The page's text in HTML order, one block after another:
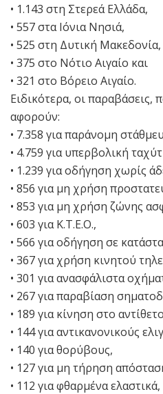
• 1.143 στη Στερεά Ελλάδα,
• 557 στα Ιόνια Νησιά,
• 525 στη Δυτική Μακεδονία,
• 375 στο Νότιο Αιγαίο και
• 321 στο Βόρειο Αιγαίο.
Ειδικότερα, οι παραβάσεις,
αφορούν:
• 7.358 για παράνομη
• 4.759 για υπερβολική
• 1.239 για οδήγηση χωρίς
• 856 για μη χρήση
• 853 για μη χρήση ζώνης
• 603 για Κ.Τ.Ε.Ο.,
• 566 για οδήγηση σε
• 367 για χρήση κινητού
• 301 για ανασφάλιστα
• 267 για παραβίαση
• 189 για κίνηση στο
• 144 για αντικανονικούς
• 140 για θορύβους,
• 127 για μη τήρηση
• 112 για φθαρμένα ελαστικά,